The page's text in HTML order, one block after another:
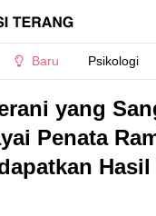
Baru Psikologi
yang
Penata
Hasil